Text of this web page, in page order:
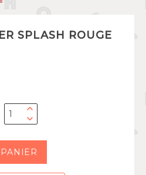
SPLASH ROUGE